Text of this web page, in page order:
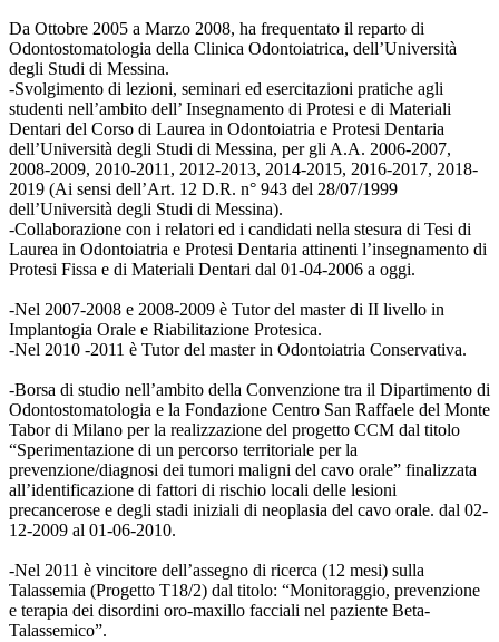
Da Ottobre 2005 a Marzo 2008, ha frequentato il reparto di
Odontostomatologia della Clinica Odontoiatrica, dell’Università
degli Studi di Messina.
-Svolgimento di lezioni, seminari ed esercitazioni pratiche agli
studenti nell’ambito dell’ Insegnamento di Protesi e di Materiali
Dentari del Corso di Laurea in Odontoiatria e Protesi Dentaria
dell’Università degli Studi di Messina, per gli A.A. 2006-2007,
2008-2009, 2010-2011, 2012-2013, 2014-2015, 2016-2017, 2018-
2019 (Ai sensi dell’Art. 12 D.R. n° 943 del 28/07/1999
dell’Università degli Studi di Messina).
-Collaborazione con i relatori ed i candidati nella stesura di Tesi di
Laurea in Odontoiatria e Protesi Dentaria attinenti l’insegnamento di
Protesi Fissa e di Materiali Dentari dal 01-04-2006 a oggi.
-Nel 2007-2008 e 2008-2009 è Tutor del master di II livello in
Implantogia Orale e Riabilitazione Protesica.
-Nel 2010 -2011 è Tutor del master in Odontoiatria Conservativa.
-Borsa di studio nell’ambito della Convenzione tra il Dipartimento di
Odontostomatologia e la Fondazione Centro San Raffaele del Monte
Tabor di Milano per la realizzazione del progetto CCM dal titolo
“Sperimentazione di un percorso territoriale per la
prevenzione/diagnosi dei tumori maligni del cavo orale” finalizzata
all’identificazione di fattori di rischio locali delle lesioni
precancerose e degli stadi iniziali di neoplasia del cavo orale. dal 02-
12-2009 al 01-06-2010.
-Nel 2011 è vincitore dell’assegno di ricerca (12 mesi) sulla
Talassemia (Progetto T18/2) dal titolo: “Monitoraggio, prevenzione
e terapia dei disordini oro-maxillo facciali nel paziente Beta-
Talassemico”.